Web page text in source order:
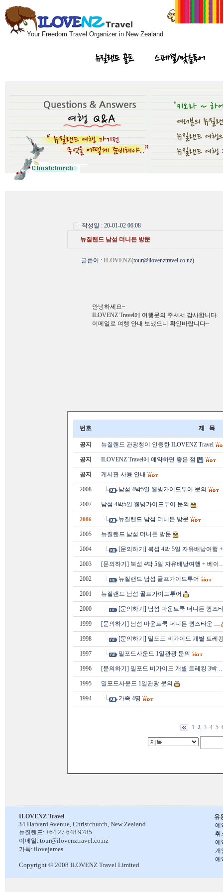
Your Freedom Travel Organizer in New Zealand
뉴질랜드 골프 스페셜/맞춤투어
작성일 : 20-01-02 06:08
뉴질랜드 남섬 더니든 방문
글쓴이 : ILOVENZ(tour@ilovenztravel.co.nz)
안녕하세요~
ILOVENZ Travel에 여행문의 주셔서 감사합니다.
이메일로 여행 안내 보냈으니 확인바랍니다~
번호 제 목
공지 뉴질랜드 관광청이 인증한 ILOVENZ Travel
공지 ILOVENZ Travel에 예약하면 좋은 점
공지 게시판 사용 안내
2008 남섬 4박5일 웰빙가이드투어 문의
2007 남섬 4박5일 웰빙가이드투어 문의
2006 뉴질랜드 남섬 더니든 방문
2005 뉴질랜드 남섬 더니든 방문
2004 [문의하기] 북섬 4박 5일 자유배낭여행
2003 [문의하기] 북섬 4박 5일 자유배낭여행 + 베이
2002 뉴질랜드 남섬 골프가이드투어
2001 뉴질랜드 남섬 골프가이드투어
2000 [문의하기] 남섬 마운트쿡 더니든 퀸즈
1999 [문의하기] 남섬 마운트쿡 더니든 퀸즈타운 …
1998 [문의하기] 밀포드 비가이드 개별 트레
1997 밀포드사운드 1일관광 문의
1996 [문의하기] 밀포드 비가이드 개별 트레킹 3박
1995 밀포드사운드 1일관광 문의
1994 가족 4명
1 2 3 4 5
유
예
취
예
개
예
ILOVENZ Travel
34 Harvard Avenue, Christchurch, New Zealand
뉴질랜드: +64 27 648 9785
이메일: tour@ilovenztravel.co.nz
카톡: ilovejames
Copyright © 2008 ILOVENZ Travel Limited